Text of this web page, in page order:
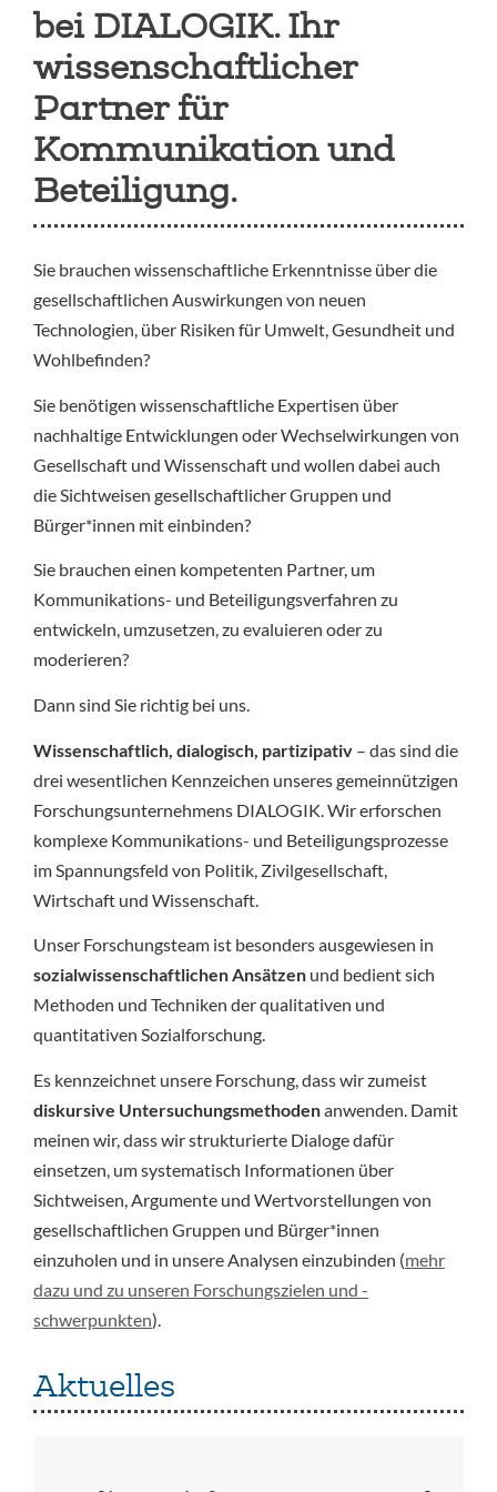
bei DIALOGIK. Ihr
wissenschaftlicher
Partner für
Kommunikation und
Beteiligung.
Sie brauchen wissenschaftliche Erkenntnisse über die
gesellschaftlichen Auswirkungen von neuen
Technologien, über Risiken für Umwelt, Gesundheit und
Wohlbefinden?
Sie benötigen wissenschaftliche Expertisen über
nachhaltige Entwicklungen oder Wechselwirkungen von
Gesellschaft und Wissenschaft und wollen dabei auch
die Sichtweisen gesellschaftlicher Gruppen und
Bürger*innen mit einbinden?
Sie brauchen einen kompetenten Partner, um
Kommunikations- und Beteiligungsverfahren zu
entwickeln, umzusetzen, zu evaluieren oder zu
moderieren?
Dann sind Sie richtig bei uns.
Wissenschaftlich, dialogisch, partizipativ – das sind die
drei wesentlichen Kennzeichen unseres gemeinnützigen
Forschungsunternehmens DIALOGIK. Wir erforschen
komplexe Kommunikations- und Beteiligungsprozesse
im Spannungsfeld von Politik, Zivilgesellschaft,
Wirtschaft und Wissenschaft.
Unser Forschungsteam ist besonders ausgewiesen in
sozialwissenschaftlichen Ansätzenund bedient sich
Methoden und Techniken der qualitativen und
quantitativen Sozialforschung.
Es kennzeichnet unsere Forschung, dass wir zumeist
diskursive Untersuchungsmethodenanwenden. Damit
meinen wir, dass wir strukturierte Dialoge dafür
einsetzen, um systematisch Informationen über
Sichtweisen, Argumente und Wertvorstellungen von
gesellschaftlichen Gruppen und Bürger*innen
einzuholen und in unsere Analysen einzubinden (mehr
dazu und zu unseren Forschungszielen und -
schwerpunkten).
Aktuelles